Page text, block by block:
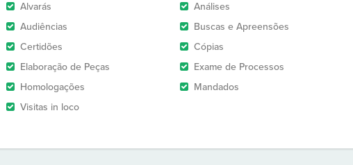
Alvarás
Análises
Audiências
Buscas e Apreensões
Certidões
Cópias
Elaboração de Peças
Exame de Processos
Homologações
Mandados
Visitas in loco